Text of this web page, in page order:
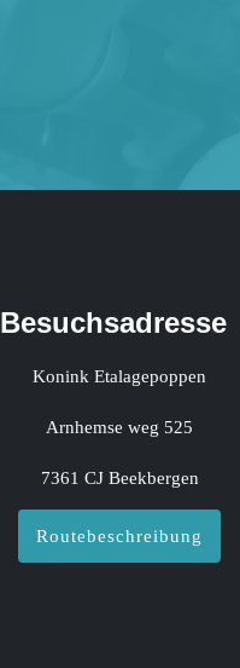
Besuchsadresse
Konink Etalagepoppen
Arnhemse weg 525
7361 CJ Beekbergen
Routebeschreibung